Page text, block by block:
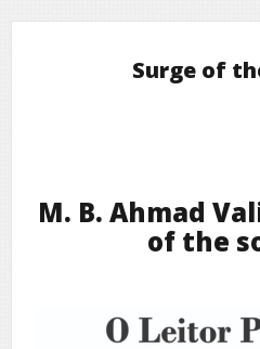
Surge of
M. B. Ahmad
of the